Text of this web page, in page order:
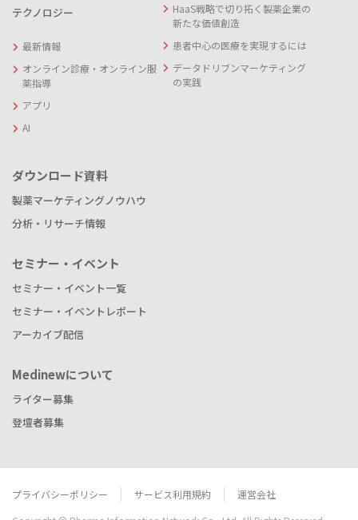
テクノロジー
最新情報
オンライン診療・オンライン服
薬指導
アプリ
AI
HaaS戦略で切り拓く製薬企業の
新たな価値創造
患者中心の医療を実現するには
データドリブンマーケティング
の実践
ダウンロード資料
製薬マーケティングノウハウ
分析・リサーチ情報
セミナー・イベント
セミナー・イベント一覧
セミナー・イベントレポート
アーカイブ配信
Medinewについて
ライター募集
登壇者募集
プライバシーポリシー サービス利用規約
運営会社